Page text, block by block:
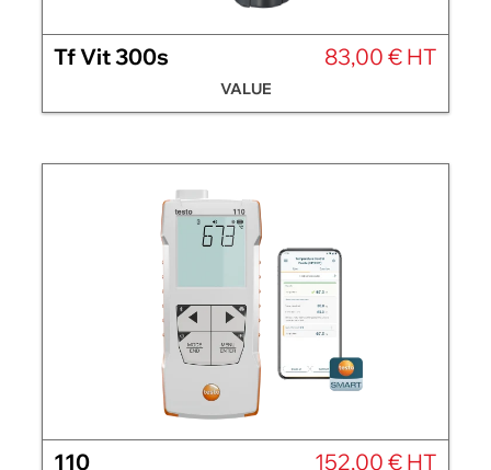
Tf Vit 300s 83,00 € HT
VALUE
110 152,00 € HT